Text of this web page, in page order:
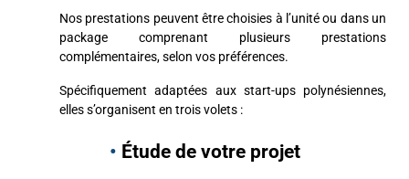
Nos prestations peuvent être choisies à l’unité ou dans un
package comprenant plusieurs prestations
complémentaires, selon vos préférences.
Spécifiquement adaptées aux start-ups polynésiennes,
elles s’organisent en trois volets :
• Étude de votre projet